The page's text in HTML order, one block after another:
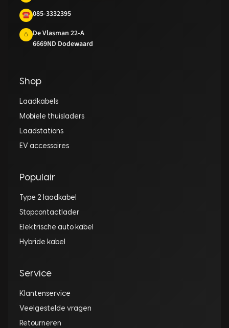
☎ 085-3332395
⌂
De Vlasman 22-A
6669ND Dodewaard
Shop
Laadkabels
Mobiele thuisladers
Laadstations
EV accessoires
Populair
Type 2 laadkabel
Stopcontactlader
Elektrische auto kabel
Hybride kabel
Service
Klantenservice
Veelgestelde vragen
Retourneren